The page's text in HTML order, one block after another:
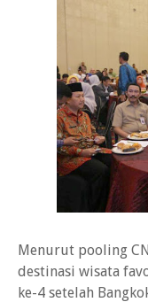
Menurut pooling
destinasi wisata
ke-4 setelah